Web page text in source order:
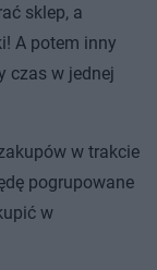
sklep, a
A potem inny
czas w jednej
w trakcie
pogrupowane
w